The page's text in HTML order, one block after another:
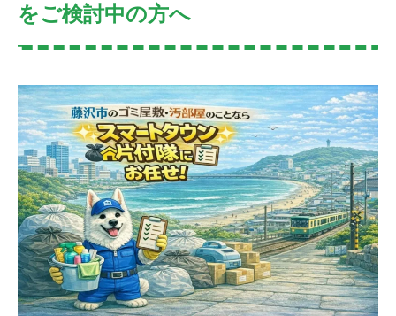
をご検討中の方へ